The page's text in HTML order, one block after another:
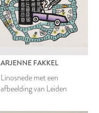
ARJENNE FAKKEL
Linosnede met een
afbeelding van Leiden